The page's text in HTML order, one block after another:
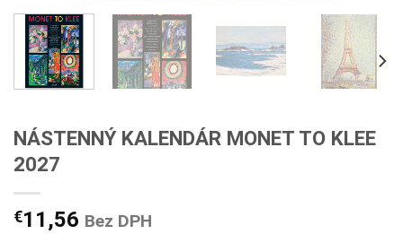
NÁSTENNÝ KALENDÁR MONET TO KLEE
2027
€11,56 Bez DPH